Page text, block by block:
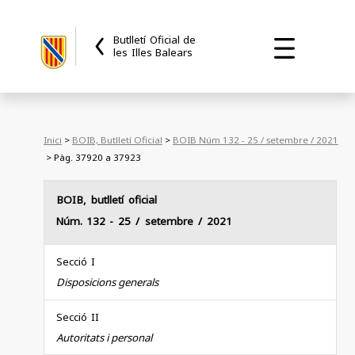
Butlletí Oficial de
les Illes Balears
Inici > BOIB, Butlletí Oficial > BOIB Núm 132 - 25 / setembre / 2021
> Pàg. 37920 a 37923
BOIB, butlletí oficial
Núm. 132 - 25 / setembre / 2021
Secció I
Disposicions generals
Secció II
Autoritats i personal